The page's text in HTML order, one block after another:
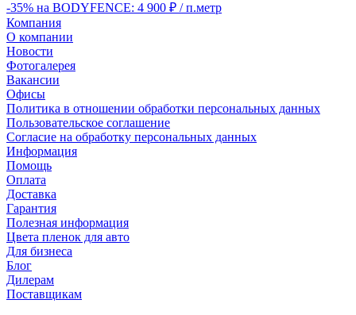
-35% на BODYFENCE: 4 900 ₽ / п.метр
Компания
О компании
Новости
Фотогалерея
Вакансии
Офисы
Политика в отношении обработки персональных данных
Пользовательское соглашение
Согласие на обработку персональных данных
Информация
Помощь
Оплата
Доставка
Гарантия
Полезная информация
Цвета пленок для авто
Для бизнеса
Блог
Дилерам
Поставщикам